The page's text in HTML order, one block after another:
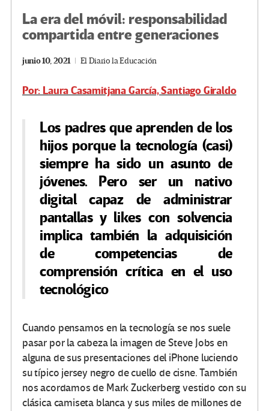
La era del móvil: responsabilidad
compartida entre generaciones
junio 10, 2021 El Diario la Educación
Por: Laura Casamitjana García, Santiago Giraldo
Los padres que aprenden de los
hijos porque la tecnología (casi)
siempre ha sido un asunto de
jóvenes. Pero ser un nativo
digital capaz de administrar
pantallas y likes con solvencia
implica también la adquisición
de competencias de
comprensión crítica en el uso
tecnológico
Cuando pensamos en la tecnología se nos suele
pasar por la cabeza la imagen de Steve Jobs en
alguna de sus presentaciones del iPhone luciendo
su típico jersey negro de cuello de cisne. También
nos acordamos de Mark Zuckerberg vestido con su
clásica camiseta blanca y sus miles de millones de